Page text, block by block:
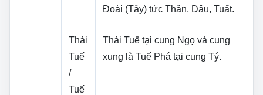
Đoài (Tây) tức Thân, Dậu, Tuất.
Thái
Tuế
/
Tuế
Thái Tuế tại cung Ngọ và cung
xung là Tuế Phá tại cung Tý.